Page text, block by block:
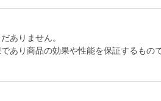
ありません。
あり商品の効果や性能を保証するもの